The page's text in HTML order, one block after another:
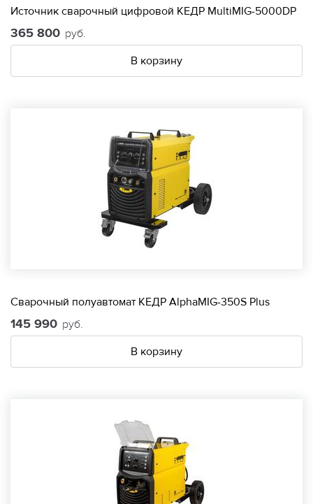
Источник сварочный цифровой КЕДР MultiMIG-5000DP
365 800 руб.
В корзину
Сварочный полуавтомат КЕДР AlphaMIG-350S Plus
145 990 руб.
В корзину